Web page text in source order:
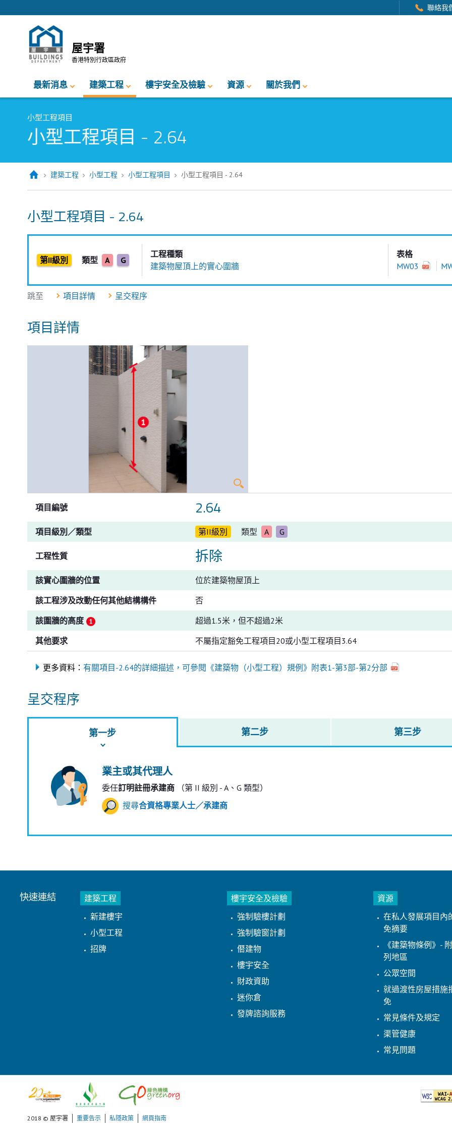
聯絡我
屋宇署
香港特別行政區政府
最新消息 建築工程 樓宇安全及檢驗 資源 關於我們
小型工程項目
小型工程項目 - 2.64
建築工程 小型工程 小型工程項目 小型工程項目 - 2.64
小型工程項目 - 2.64
第II級別 類型 A G
工程種類
建築物屋頂上的實心圍牆
表格
MW03
跳至 項目詳情 呈交程序
項目詳情
項目編號 2.64
項目級別／類型 第II級別 類型 A G
工程性質 拆除
該實心圍牆的位置
位於建築物屋頂上
該工程涉及改動任何其他結構構件
否
該圍牆的高度
超過1.5米，但不超過2米
其他要求
不屬指定豁免工程項目20或小型工程項目3.64
更多資料： 有關項目-2.64的詳細描述，可參閱《建築物（小型工程）規例》附表1-第3部-第2分部
呈交程序
第一步 第二步 第三步
業主或其代理人
委任訂明註冊承建商（第 II 級別 - A、G 類型）
搜尋合資格專業人士／承建商
快速連結
建築工程
新建樓宇
小型工程
招牌
樓宇安全及檢驗
強制驗樓計劃
強制驗窗計劃
僭建物
樓宇安全
財政資助
迷你倉
發牌諮詢服務
資源
在私人發展項目內
免摘要
《建築物條例》-
列地區
公眾空間
就過渡性房屋措施
免
常見條件及規定
渠管健康
常見問題
2018 © 屋宇署 重要告示 私隱政策 網頁指南